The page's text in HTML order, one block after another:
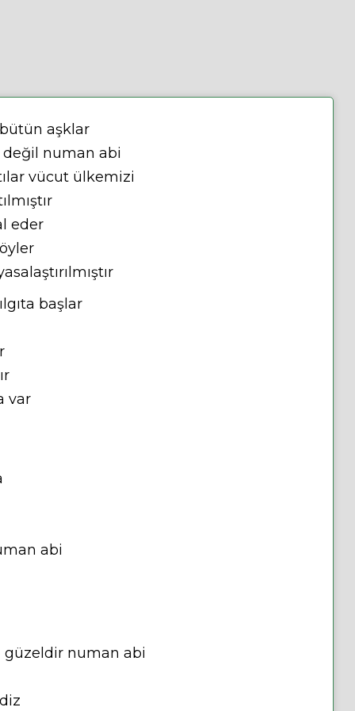
aşklar
numan abi
vücut ülkemizi
eder
başlar
var
abi
güzeldir numan abi